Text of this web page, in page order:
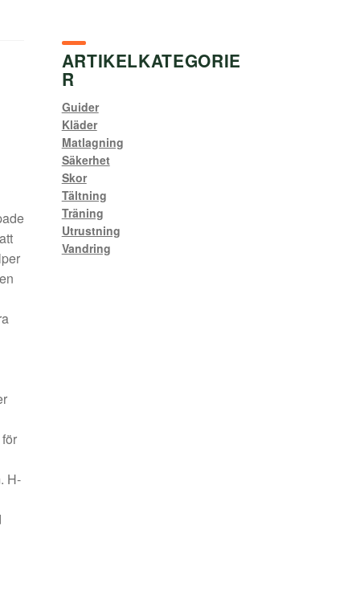
H-
ARTIKELKATEGORIE
R
Guider
Kläder
Matlagning
Säkerhet
Skor
Tältning
Träning
Utrustning
Vandring